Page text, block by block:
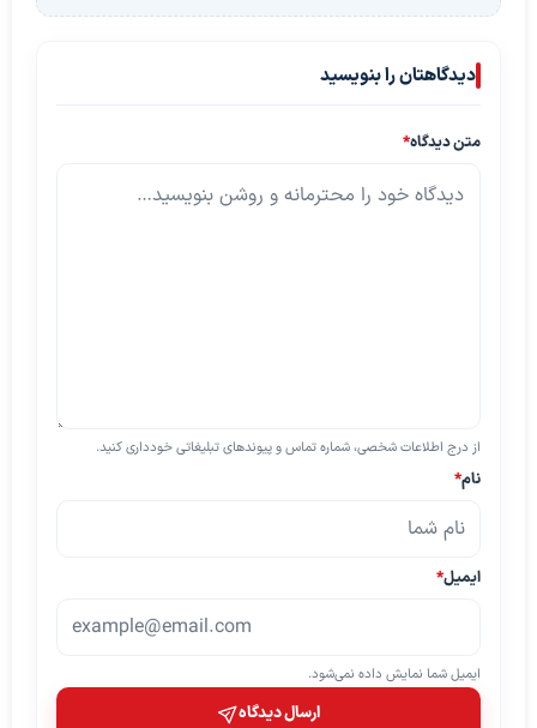
دیدگاهتان را بنویسید
متن دیدگاه*
از درج اطلاعات شخصی، شماره تماس و پیوندهای تبلیغاتی خودداری کنید.
نام*
ایمیل*
ایمیل شما نمایش داده نمی‌شود.
ارسال دیدگاه